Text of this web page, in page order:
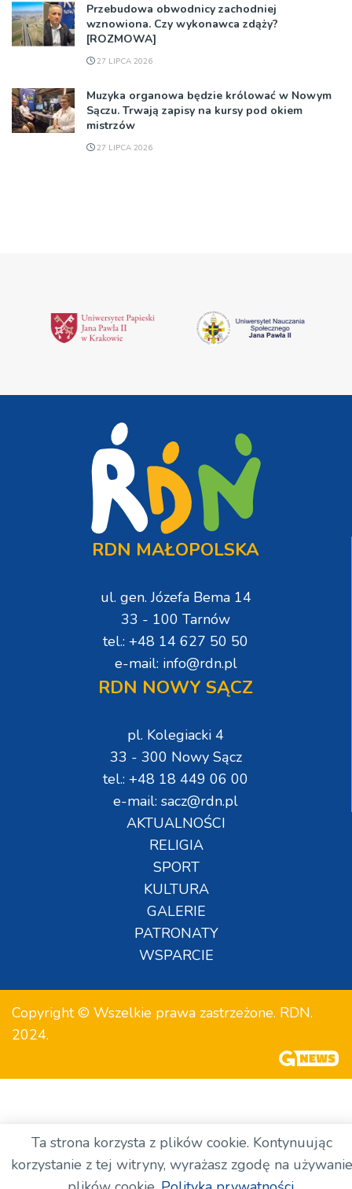
Przebudowa obwodnicy zachodniej
wznowiona. Czy wykonawca zdąży?
[ROZMOWA]
27 LIPCA 2026
Muzyka organowa będzie królować w Nowym
Sączu. Trwają zapisy na kursy pod okiem
mistrzów
27 LIPCA 2026
RDN MAŁOPOLSKA
ul. gen. Józefa Bema 14
33 - 100 Tarnów
tel.: +48 14 627 50 50
e-mail: info@rdn.pl
RDN NOWY SĄCZ
pl. Kolegiacki 4
33 - 300 Nowy Sącz
tel.: +48 18 449 06 00
e-mail: sacz@rdn.pl
AKTUALNOŚCI
RELIGIA
SPORT
KULTURA
GALERIE
PATRONATY
WSPARCIE
Copyright © Wszelkie prawa zastrzeżone. RDN.
2024.
Ta strona korzysta z plików cookie. Kontynuując
korzystanie z tej witryny, wyrażasz zgodę na używanie